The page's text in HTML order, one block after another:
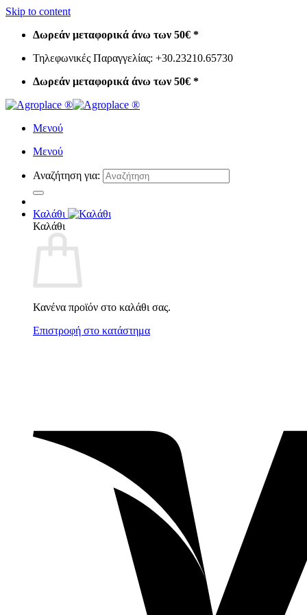
Skip to content
Δωρεάν μεταφορικά άνω των 50€ *
Τηλεφωνικές Παραγγελίας: +30.23210.65730
Δωρεάν μεταφορικά άνω των 50€ *
Μενού
Μενού
Αναζήτηση για:
Καλάθι
Καλάθι
Κανένα προϊόν στο καλάθι σας.
Επιστροφή στο κατάστημα